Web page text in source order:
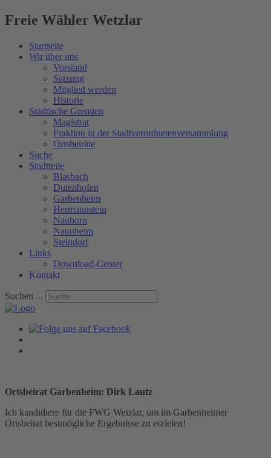
Freie Wähler Wetzlar
Startseite
Wir über uns
Vorstand
Satzung
Mitglied werden
Historie
Städtische Gremien
Magistrat
Fraktion in der Stadtverordnetenversammlung
Ortsbeiräte
Suche
Stadtteile
Blasbach
Dutenhofen
Garbenheim
Hermannstein
Nauborn
Naunheim
Steindorf
Links
Download-Center
Kontakt
Suchen ...
Ortsbeirat Garbenheim: Dirk Lautz
Ich kandidiere für die FWG Wetzlar, um im Garbenheimer
Ortsbeirat bestmögliche Ergebnisse zu erzielen!